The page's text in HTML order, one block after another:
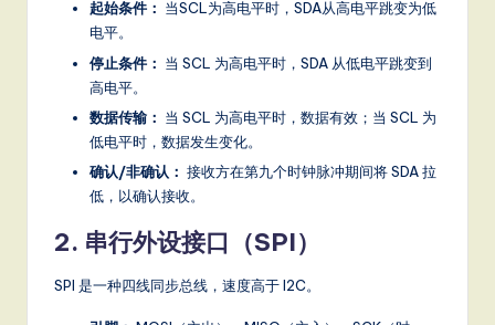
起始条件： 当SCL为高电平时，SDA从高电平跳变为低
电平。
停止条件： 当 SCL 为高电平时，SDA 从低电平跳变到
高电平。
数据传输： 当 SCL 为高电平时，数据有效；当 SCL 为
低电平时，数据发生变化。
确认/非确认： 接收方在第九个时钟脉冲期间将 SDA 拉
低，以确认接收。
2. 串行外设接口（SPI）
SPI 是一种四线同步总线，速度高于 I2C。